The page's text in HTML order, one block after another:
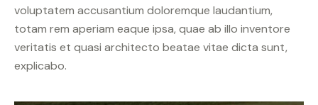
voluptatem accusantium doloremque laudantium,
totam rem aperiam eaque ipsa, quae ab illo inventore
veritatis et quasi architecto beatae vitae dicta sunt,
explicabo.